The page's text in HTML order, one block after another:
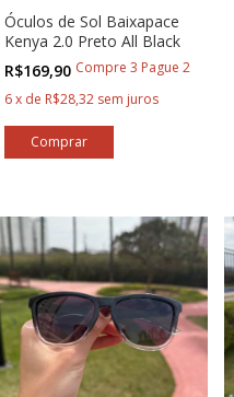
Óculos de Sol Baixapace
Kenya 2.0 Preto All Black
R$169,90 Compre 3 Pague 2
6 x de R$28,32 sem juros